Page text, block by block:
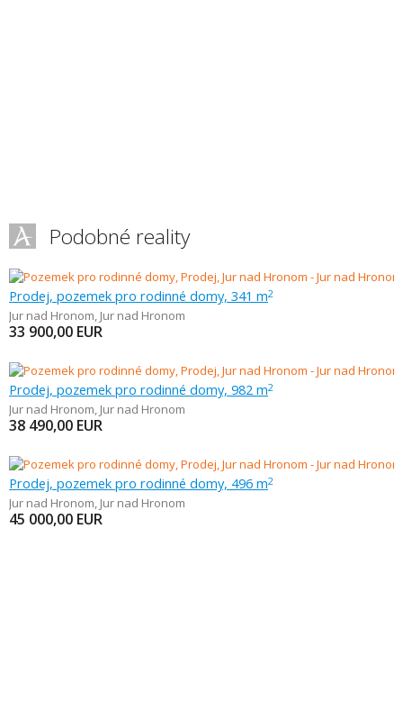
Podobné reality
Prodej, pozemek pro rodinné domy, 341 m2
Jur nad Hronom, Jur nad Hronom
33 900,00 EUR
Prodej, pozemek pro rodinné domy, 982 m2
Jur nad Hronom, Jur nad Hronom
38 490,00 EUR
Prodej, pozemek pro rodinné domy, 496 m2
Jur nad Hronom, Jur nad Hronom
45 000,00 EUR